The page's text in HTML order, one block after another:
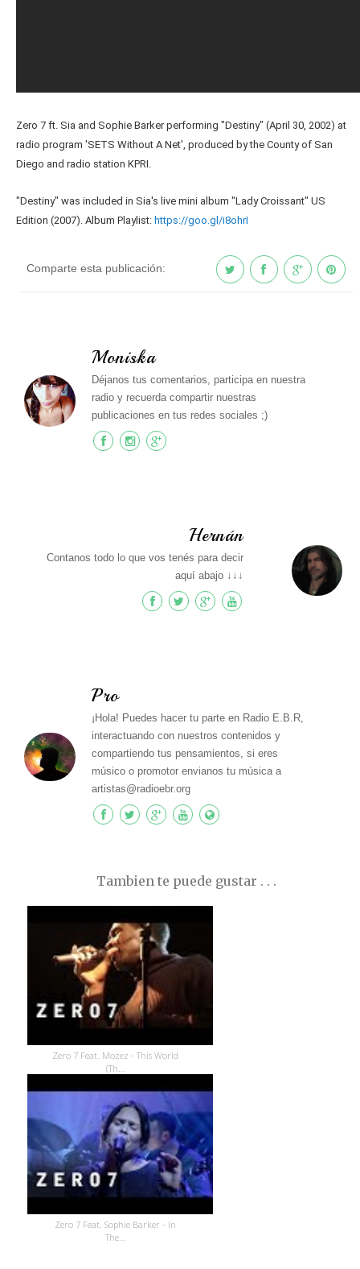
Zero 7 ft. Sia and Sophie Barker performing "Destiny" (April 30, 2002) at
radio program 'SETS Without A Net', produced by the County of San
Diego and radio station KPRI.
"Destiny" was included in Sia's live mini album "Lady Croissant" US
Edition (2007). Album Playlist: https://goo.gl/i8ohrI
Comparte esta publicación:
Moniska
Déjanos tus comentarios, participa en nuestra
radio y recuerda compartir nuestras
publicaciones en tus redes sociales ;)
Hernán
Contanos todo lo que vos tenés para decir
aquí abajo ↓↓↓
Pro
¡Hola! Puedes hacer tu parte en Radio E.B.R,
interactuando con nuestros contenidos y
compartiendo tus pensamientos, si eres
músico o promotor envianos tu música a
artistas@radioebr.org
Tambien te puede gustar . . .
Zero 7 Feat. Mozez - This World
(Th...
Zero 7 Feat. Sophie Barker - In
The...